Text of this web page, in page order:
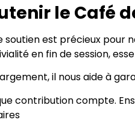
le Café
soutien est précieux pour
en fin de session,
il nous aide à
contribution compte.